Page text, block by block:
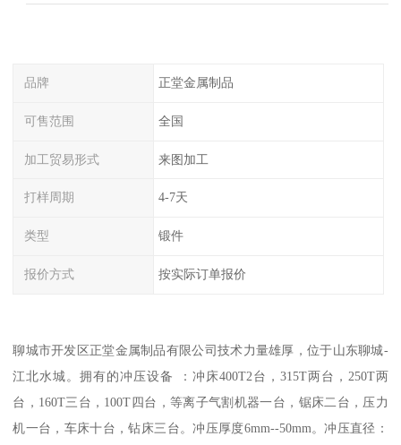
品牌 正堂金属制品
可售范围 全国
加工贸易形式 来图加工
打样周期 4-7天
类型 锻件
报价方式 按实际订单报价
聊城市开发区正堂金属制品有限公司技术力量雄厚，位于山东聊城-
江北水城。拥有的冲压设备 ：冲床400T2台，315T两台，250T两
台，160T三台，100T四台，等离子气割机器一台，锯床二台，压力
机一台，车床十台，钻床三台。冲压厚度6mm--50mm。冲压直径：